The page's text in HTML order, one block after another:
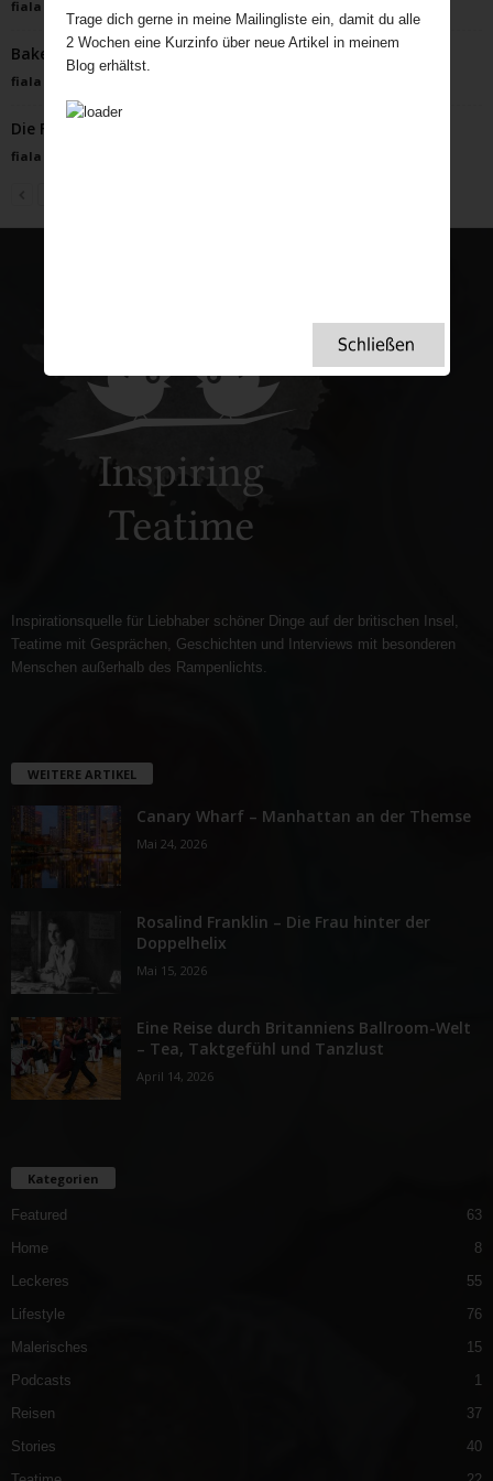
fiala
Bakewell Tart – himmlische Mandeltorte
fiala
Die Faszination der britischen Strandhütten
fiala
Inspirationsquelle für Liebhaber schöner Dinge auf der britischen Insel,
Teatime mit Gesprächen, Geschichten und Interviews mit besonderen
Menschen außerhalb des Rampenlichts.
WEITERE ARTIKEL
Canary Wharf – Manhattan an der Themse
Mai 24, 2026
Rosalind Franklin – Die Frau hinter der
Doppelhelix
Mai 15, 2026
Eine Reise durch Britanniens Ballroom-Welt
– Tea, Taktgefühl und Tanzlust
April 14, 2026
Kategorien
Featured
63
Home
8
Leckeres
55
Lifestyle
76
Malerisches
15
Podcasts
1
Reisen
37
Stories
40
Trage dich gerne in meine Mailingliste ein, damit du alle
2 Wochen eine Kurzinfo über neue Artikel in meinem
Blog erhältst.